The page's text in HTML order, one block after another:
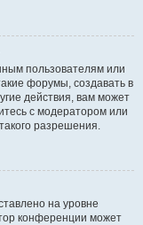
пользователям или
форумы, создавать в
действия, вам может
с модератором или
разрешения.
на уровне
конференции может